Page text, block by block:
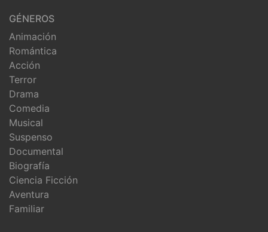
GÉNEROS
Animación
Romántica
Acción
Terror
Drama
Comedia
Musical
Suspenso
Documental
Biografía
Ciencia Ficción
Aventura
Familiar